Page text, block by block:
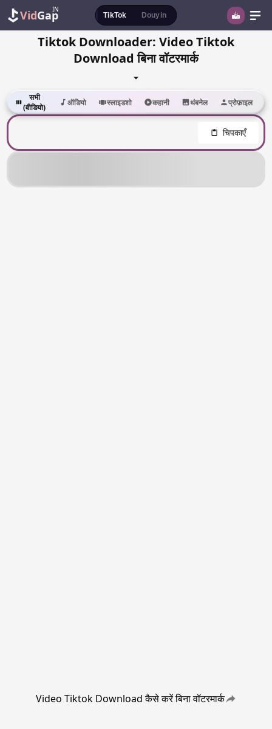
TikTok Douyin
VidGap
IN
Tiktok Downloader: Video Tiktok
Download बिना वॉटरमार्क
सभी
(वीडियो)
ऑडियो स्लाइडशो कहानी थंबनेल प्रोफ़ाइल
चिपकाएँ
Video Tiktok Download कैसे करें बिना वॉटरमार्क